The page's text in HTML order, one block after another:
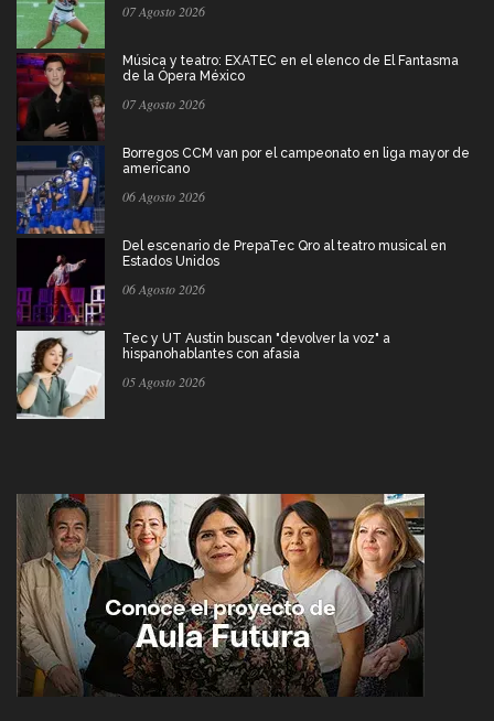
07 Agosto 2026
Música y teatro: EXATEC en el elenco de El Fantasma
de la Ópera México
07 Agosto 2026
Borregos CCM van por el campeonato en liga mayor de
americano
06 Agosto 2026
Del escenario de PrepaTec Qro al teatro musical en
Estados Unidos
06 Agosto 2026
Tec y UT Austin buscan "devolver la voz" a
hispanohablantes con afasia
05 Agosto 2026